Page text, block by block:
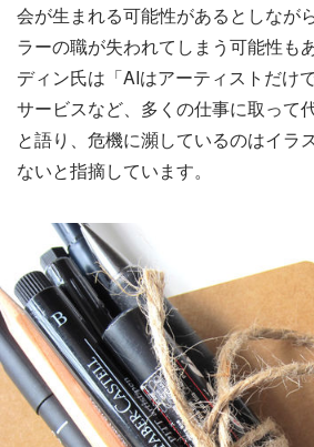
会が生まれる可能性があるとしなが
ラーの職が失われてしまう可能性も
ディン氏は「AIはアーティストだけ
サービスなど、多くの仕事に取って
と語り、危機に瀕しているのはイラ
ないと指摘しています。